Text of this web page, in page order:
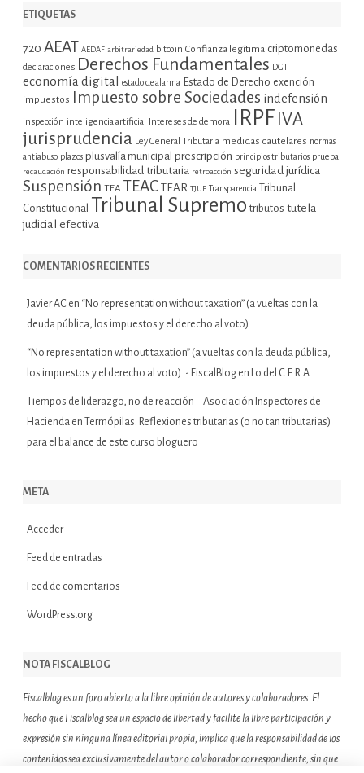
ETIQUETAS
720 AEAT AEDAF arbitrariedad bitcoin Confianza legítima criptomonedas
declaraciones Derechos Fundamentales DGT
economía digital estado de alarma Estado de Derecho exención
impuestos Impuesto sobre Sociedades indefensión
inspección inteligencia artificial Intereses de demora IRPF IVA
jurisprudencia Ley General Tributaria medidas cautelares normas
antiabuso plazos plusvalía municipal prescripción principios tributarios prueba
recaudación responsabilidad tributaria retroacción seguridad jurídica
Suspensión TEA TEAC TEAR TJUE Transparencia Tribunal
Constitucional Tribunal Supremo tributos tutela
judicial efectiva
COMENTARIOS RECIENTES
Javier AC en “No representation without taxation” (a vueltas con la
deuda pública, los impuestos y el derecho al voto).
“No representation without taxation” (a vueltas con la deuda pública,
los impuestos y el derecho al voto). - FiscalBlog en Lo del C.E.R.A.
Tiempos de liderazgo, no de reacción – Asociación Inspectores de
Hacienda en
Termópilas. Reflexiones tributarias (o no tan tributarias)
para el balance de este curso bloguero
META
Acceder
Feed de entradas
Feed de comentarios
WordPress.org
NOTA FISCALBLOG
Fiscalblog es un foro abierto a la libre opinión de autores y colaboradores. El
hecho que Fiscalblog sea un espacio de libertad y facilite la libre participación y
expresión sin ninguna línea editorial propia, implica que la responsabilidad de los
contenidos sea exclusivamente del autor o colaborador correspondiente, sin que